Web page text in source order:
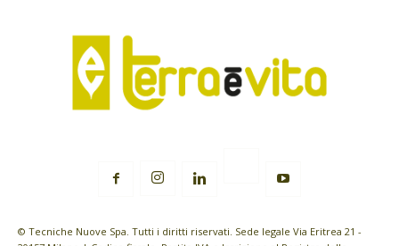
© Tecniche Nuove Spa. Tutti i diritti riservati. Sede legale Via Eritrea 21 -